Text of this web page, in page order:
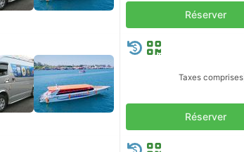
Réserver
Taxes comprises
Réserver